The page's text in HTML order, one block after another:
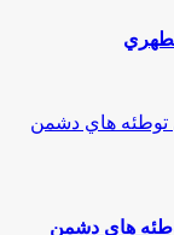
هاي دشمن